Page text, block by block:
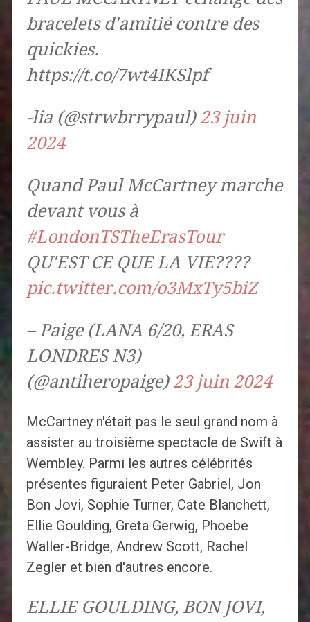
bracelets d'amitié contre des
quickies.
https://t.co/7wt4IKSlpf
-lia (@strwbrrypaul) 23 juin
2024
Quand Paul McCartney marche
devant vous à
#LondonTSTheErasTour
QU'EST CE QUE LA VIE????
pic.twitter.com/o3MxTy5biZ
– Paige (LANA 6/20, ERAS
LONDRES N3)
(@antiheropaige) 23 juin 2024
McCartney n'était pas le seul grand nom à
assister au troisième spectacle de Swift à
Wembley. Parmi les autres célébrités
présentes figuraient Peter Gabriel, Jon
Bon Jovi, Sophie Turner, Cate Blanchett,
Ellie Goulding, Greta Gerwig, Phoebe
Waller-Bridge, Andrew Scott, Rachel
Zegler et bien d'autres encore.
ELLIE GOULDING, BON JOVI,